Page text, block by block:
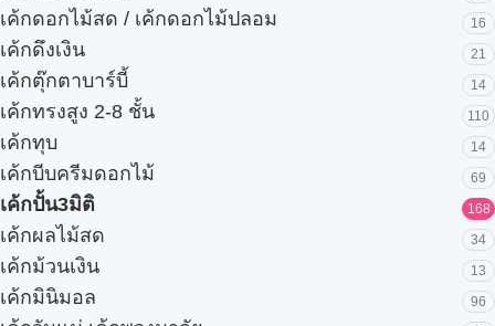
เค้กดอกไม้สด / เค้กดอกไม้ปลอม 16
เค้กดึงเงิน 21
เค้กตุ๊กตาบาร์บี้ 14
เค้กทรงสูง 2-8 ชั้น 110
เค้กทุบ 14
เค้กบีบครีมดอกไม้ 69
เค้กปั้น3มิติ 168
เค้กผลไม้สด 34
เค้กม้วนเงิน 13
เค้กมินิมอล 96